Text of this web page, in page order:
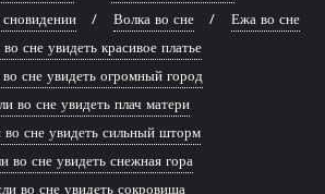
Волка во сне
Ежа во сне
сне увидеть красивое платье
сне увидеть огромный город
во сне увидеть плач матери
во сне увидеть сильный шторм
во сне увидеть снежная гора
во сне увидеть сокровища